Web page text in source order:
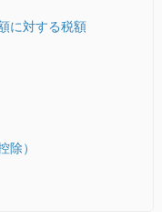
に対する税額
除）